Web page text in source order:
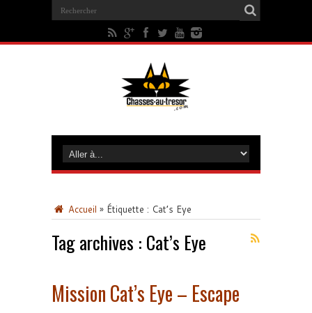
Accueil » Étiquette : Cat’s Eye
Tag archives : Cat’s Eye
Mission Cat’s Eye – Escape